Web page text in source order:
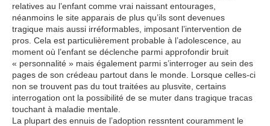
relatives au l’enfant comme vrai naissant entourages,
néanmoins le site apparais de plus qu’ils sont devenues
tragique mais aussi irréformables, imposant l’intervention de
pros. Cela est particulièrement probable à l’adolescence, au
moment où l’enfant se déclenche parmi approfondir bruit
« personnalité » mais également parmi s’interroger au sein des
pages de son crédeau partout dans le monde. Lorsque celles-ci
non se trouvent pas du tout traitées au plusvite, certains
interrogation ont la possibilité de se muter dans tragique tracas
touchant à maladie mentale.
La plupart des ennuis de l’adoption ressntent couramment le